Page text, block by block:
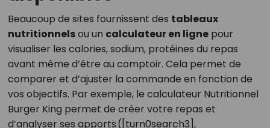
Beaucoup de sites fournissent des tableaux
nutritionnelsou un calculateur en lignepour
visualiser les calories, sodium, protéines du repas
avant même d’être au comptoir. Cela permet de
comparer et d’ajuster la commande en fonction de
vos objectifs. Par exemple, le calculateur Nutritionnel
Burger King permet de créer votre repas et
d’analyser ses apports ([turn0search3],